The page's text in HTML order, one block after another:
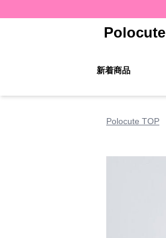
Polocute
新着商品
Polocute TOP